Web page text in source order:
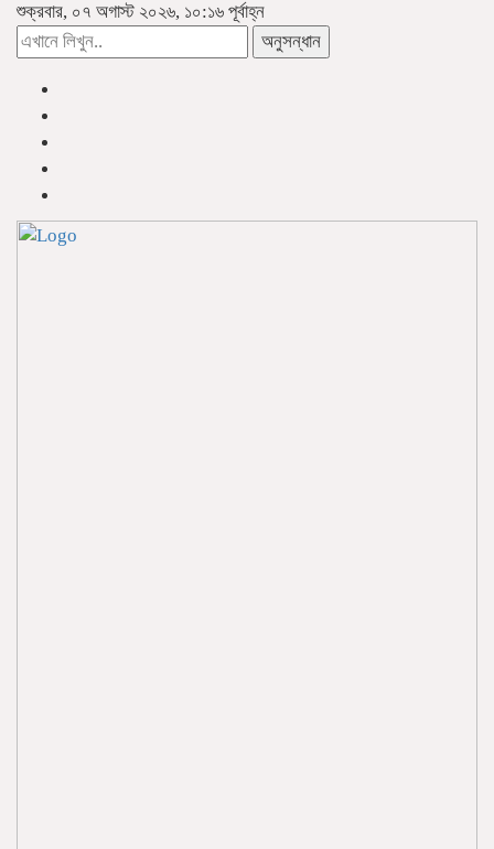
শুক্রবার, ০৭ অগাস্ট ২০২৬, ১০:১৬ পূর্বাহ্ন
অনুসন্ধান